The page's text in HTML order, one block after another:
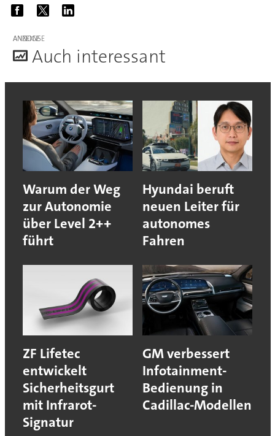
ANZEIGE
Auch interessant
Warum der Weg
zur Autonomie
über Level 2++
führt
Hyundai beruft
neuen Leiter für
autonomes
Fahren
ZF Lifetec
entwickelt
Sicherheitsgurt
mit Infrarot-
Signatur
GM verbessert
Infotainment-
Bedienung in
Cadillac-Modellen